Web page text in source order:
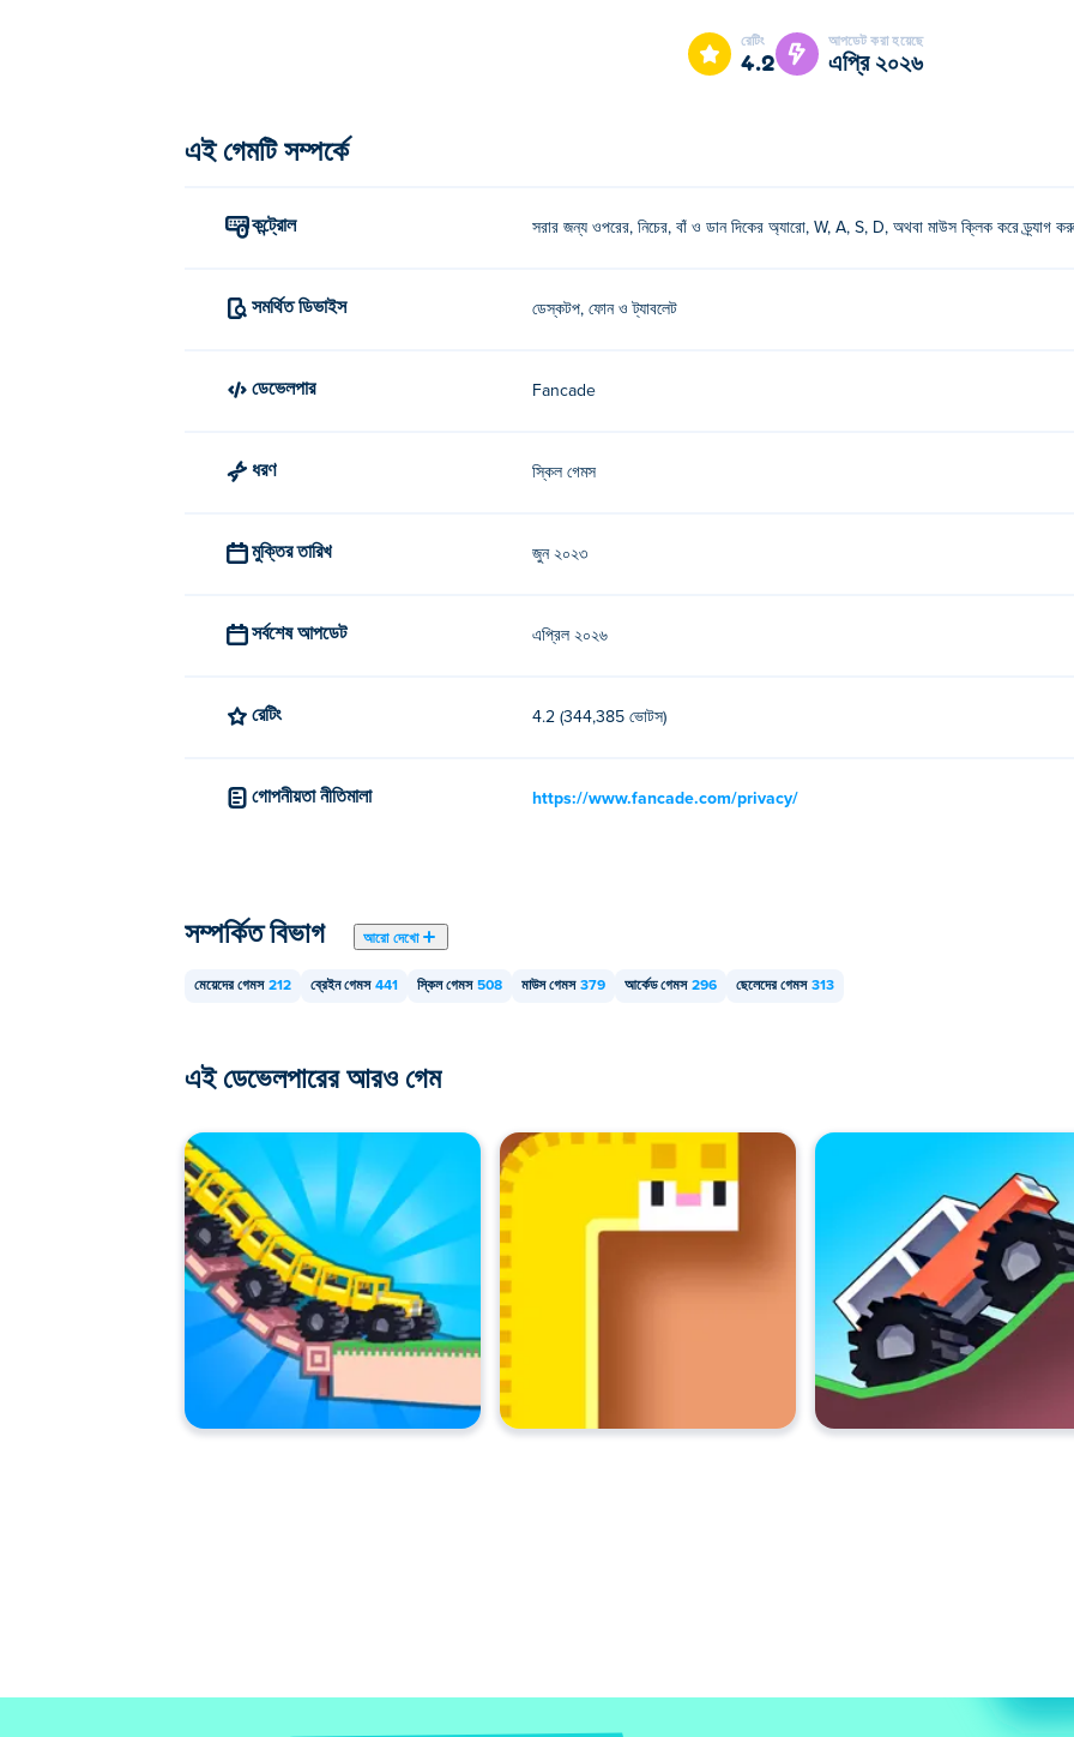
মুভমেন্ট: তীর কী ব্যবহার করুন, WASD বা ক্লিক করুন এবং মাউস দিয়ে টেনে নিয়ে যান!
আমি কিভাবে বিনামূল্যে Gobble খেলতে পারি?
আমি কি মোবাইল ডিভাইস এবং ডেস্কটপে গবল খেলতে পারি?
আপনার কম্পিউটার এবং ফোন এবং ট্যাবলেটের মতো মোবাইল ডিভাইসে গবল খেলা যায়।
রেটিং
4.2
আপডেট করা হয়েছে
এপ্রি ২০২৬
এই গেমটি সম্পর্কে
কন্ট্রোল সরার জন্য ওপরের, নিচের, বাঁ ও ডান দিকের অ্যারো, W, A, S, D, অথবা মাউস ক্লিক করে ড্র্যাগ
সমর্থিত ডিভাইস ডেস্কটপ, ফোন ও ট্যাবলেট
ডেভেলপার Fancade
ধরণ স্কিল গেমস
মুক্তির তারিখ জুন ২০২৩
সর্বশেষ আপডেট এপ্রিল ২০২৬
রেটিং 4.2 (344,385 ভোটস)
গোপনীয়তা নীতিমালা https://www.fancade.com/privacy/
সম্পর্কিত বিভাগ আরো দেখো
মেয়েদের গেমস 212 ব্রেইন গেমস 441 স্কিল গেমস 508 মাউস গেমস 379 আর্কেড গেমস 296 ছেলেদের গেমস 313
এই ডেভেলপারের আরও গেম